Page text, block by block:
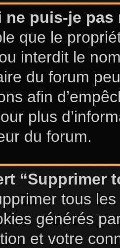
ne puis-je pas
que le
interdit le
du forum
afin
plus
du forum.
“Supprimer
tous
générés
et votre